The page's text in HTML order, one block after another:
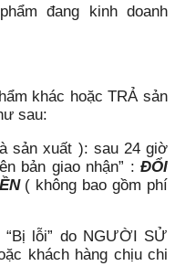
đang kinh doanh
khác hoặc TRẢ sản
sau:
sản xuất ): sau 24 giờ
bản giao nhận” : ĐỔI
( không bao gồm phí
“Bị lỗi” do NGƯỜI SỬ
khách hàng chịu chi